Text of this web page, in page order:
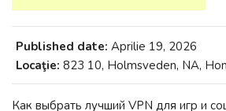
Published date: Aprilie 19, 2026
Locaţie: 823 10, Holmsveden, NA,
Как выбрать лучший VPN для игр и